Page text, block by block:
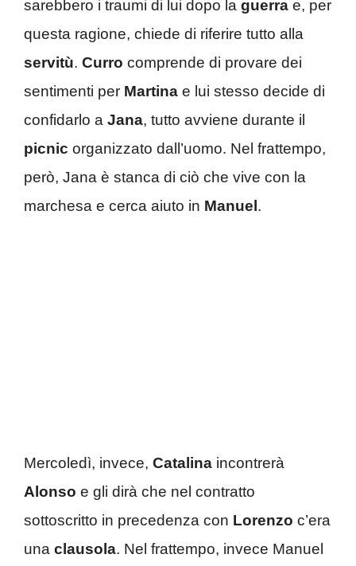
sarebbero i traumi di lui dopo la guerra e, per
questa ragione, chiede di riferire tutto alla
servitù. Curro comprende di provare dei
sentimenti per Martina e lui stesso decide di
confidarlo a Jana, tutto avviene durante il
picnic organizzato dall’uomo. Nel frattempo,
però, Jana è stanca di ciò che vive con la
marchesa e cerca aiuto in Manuel .
Mercoledì, invece, Catalina incontrerà
Alonso e gli dirà che nel contratto
sottoscritto in precedenza con Lorenzo c’era
una clausola. Nel frattempo, invece Manuel